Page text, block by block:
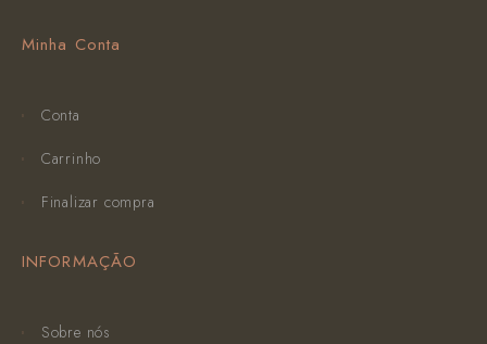
Minha Conta
Conta
Carrinho
Finalizar compra
INFORMAÇÃO
Sobre nós